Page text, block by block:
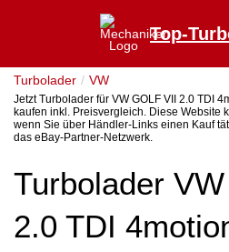
Top-
Turbolader VW
Jetzt Turbolader für VW GOLF VII 2.0 TDI
kaufen inkl. Preisvergleich. Diese Website
wenn Sie über Händler-Links einen Kauf
das eBay-Partner-Netzwerk.
Turbolader
2.0 TDI